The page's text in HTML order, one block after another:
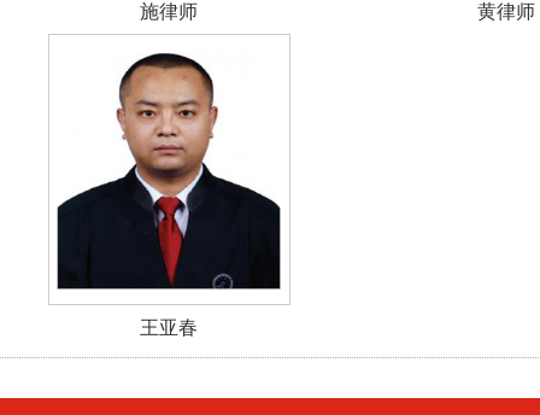
施律师 黄律师
王亚春